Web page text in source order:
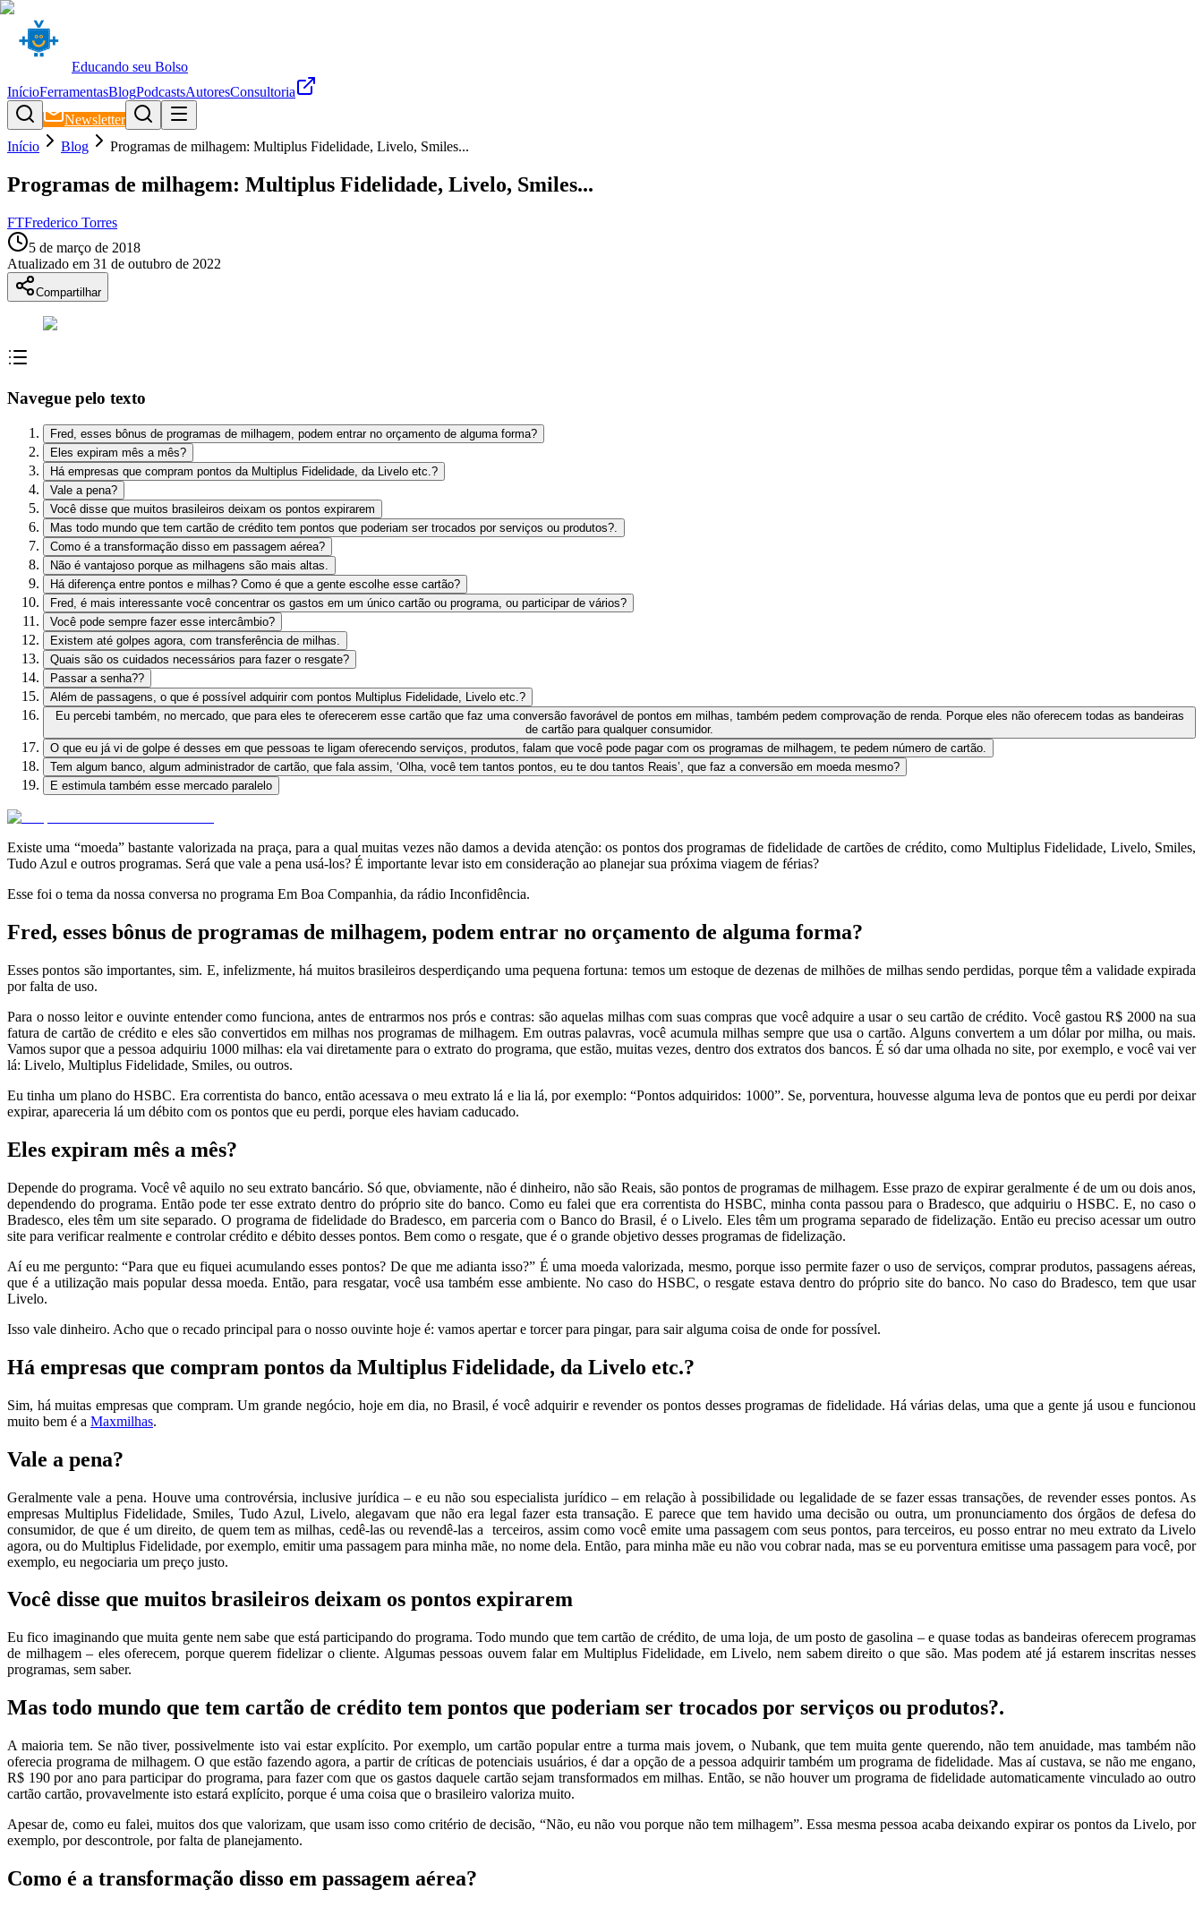
Educando seu Bolso
InícioFerramentasBlogPodcastsAutoresConsultoria
Newsletter
Início
Blog Programas de milhagem: Multiplus Fidelidade, Livelo, Smiles...
Programas de milhagem: Multiplus Fidelidade, Livelo, Smiles...
FTFrederico Torres
5 de março de 2018
Atualizado em 31 de outubro de 2022
Compartilhar
Navegue pelo texto
Fred, esses bônus de programas de milhagem, podem entrar no orçamento de alguma forma?
Eles expiram mês a mês?
Há empresas que compram pontos da Multiplus Fidelidade, da Livelo etc.?
Vale a pena?
Você disse que muitos brasileiros deixam os pontos expirarem
Mas todo mundo que tem cartão de crédito tem pontos que poderiam ser trocados por serviços ou produtos?.
Como é a transformação disso em passagem aérea?
Não é vantajoso porque as milhagens são mais altas.
Há diferença entre pontos e milhas? Como é que a gente escolhe esse cartão?
Fred, é mais interessante você concentrar os gastos em um único cartão ou programa, ou participar de vários?
Você pode sempre fazer esse intercâmbio?
Existem até golpes agora, com transferência de milhas.
Quais são os cuidados necessários para fazer o resgate?
Passar a senha??
Além de passagens, o que é possível adquirir com pontos Multiplus Fidelidade, Livelo etc.?
Eu percebi também, no mercado, que para eles te oferecerem esse cartão que faz uma conversão favorável de pontos em milhas, também pedem comprovação de renda. Porque eles não oferecem todas as bandeiras
de cartão para qualquer consumidor.
O que eu já vi de golpe é desses em que pessoas te ligam oferecendo serviços, produtos, falam que você pode pagar com os programas de milhagem, te pedem número de cartão.
Tem algum banco, algum administrador de cartão, que fala assim, ‘Olha, você tem tantos pontos, eu te dou tantos Reais’, que faz a conversão em moeda mesmo?
E estimula também esse mercado paralelo
Existe uma “moeda” bastante valorizada na praça, para a qual muitas vezes não damos a devida atenção: os pontos dos programas de fidelidade de cartões de crédito, como Multiplus Fidelidade, Livelo, Smiles,
Tudo Azul e outros programas. Será que vale a pena usá-los? É importante levar isto em consideração ao planejar sua próxima viagem de férias?
Esse foi o tema da nossa conversa no programa Em Boa Companhia, da rádio Inconfidência.
Fred, esses bônus de programas de milhagem, podem entrar no orçamento de alguma forma?
Esses pontos são importantes, sim. E, infelizmente, há muitos brasileiros desperdiçando uma pequena fortuna: temos um estoque de dezenas de milhões de milhas sendo perdidas, porque têm a validade expirada
por falta de uso.
Para o nosso leitor e ouvinte entender como funciona, antes de entrarmos nos prós e contras: são aquelas milhas com suas compras que você adquire a usar o seu cartão de crédito. Você gastou R$ 2000 na sua
fatura de cartão de crédito e eles são convertidos em milhas nos programas de milhagem. Em outras palavras, você acumula milhas sempre que usa o cartão. Alguns convertem a um dólar por milha, ou mais.
Vamos supor que a pessoa adquiriu 1000 milhas: ela vai diretamente para o extrato do programa, que estão, muitas vezes, dentro dos extratos dos bancos. É só dar uma olhada no site, por exemplo, e você vai ver
lá: Livelo, Multiplus Fidelidade, Smiles, ou outros.
Eu tinha um plano do HSBC. Era correntista do banco, então acessava o meu extrato lá e lia lá, por exemplo: “Pontos adquiridos: 1000”. Se, porventura, houvesse alguma leva de pontos que eu perdi por deixar
expirar, apareceria lá um débito com os pontos que eu perdi, porque eles haviam caducado.
Eles expiram mês a mês?
Depende do programa. Você vê aquilo no seu extrato bancário. Só que, obviamente, não é dinheiro, não são Reais, são pontos de programas de milhagem. Esse prazo de expirar geralmente é de um ou dois anos,
dependendo do programa. Então pode ter esse extrato dentro do próprio site do banco. Como eu falei que era correntista do HSBC, minha conta passou para o Bradesco, que adquiriu o HSBC. E, no caso o
Bradesco, eles têm um site separado. O programa de fidelidade do Bradesco, em parceria com o Banco do Brasil, é o Livelo. Eles têm um programa separado de fidelização. Então eu preciso acessar um outro
site para verificar realmente e controlar crédito e débito desses pontos. Bem como o resgate, que é o grande objetivo desses programas de fidelização.
Aí eu me pergunto: “Para que eu fiquei acumulando esses pontos? De que me adianta isso?” É uma moeda valorizada, mesmo, porque isso permite fazer o uso de serviços, comprar produtos, passagens aéreas,
que é a utilização mais popular dessa moeda. Então, para resgatar, você usa também esse ambiente. No caso do HSBC, o resgate estava dentro do próprio site do banco. No caso do Bradesco, tem que usar
Livelo.
Isso vale dinheiro. Acho que o recado principal para o nosso ouvinte hoje é: vamos apertar e torcer para pingar, para sair alguma coisa de onde for possível.
Há empresas que compram pontos da Multiplus Fidelidade, da Livelo etc.?
Sim, há muitas empresas que compram. Um grande negócio, hoje em dia, no Brasil, é você adquirir e revender os pontos desses programas de fidelidade. Há várias delas, uma que a gente já usou e funcionou
muito bem é a Maxmilhas.
Vale a pena?
Geralmente vale a pena. Houve uma controvérsia, inclusive jurídica – e eu não sou especialista jurídico – em relação à possibilidade ou legalidade de se fazer essas transações, de revender esses pontos. As
empresas Multiplus Fidelidade, Smiles, Tudo Azul, Livelo, alegavam que não era legal fazer esta transação. E parece que tem havido uma decisão ou outra, um pronunciamento dos órgãos de defesa do
consumidor, de que é um direito, de quem tem as milhas, cedê-las ou revendê-las a terceiros, assim como você emite uma passagem com seus pontos, para terceiros, eu posso entrar no meu extrato da Livelo
agora, ou do Multiplus Fidelidade, por exemplo, emitir uma passagem para minha mãe, no nome dela. Então, para minha mãe eu não vou cobrar nada, mas se eu porventura emitisse uma passagem para você, por
exemplo, eu negociaria um preço justo.
Você disse que muitos brasileiros deixam os pontos expirarem
Eu fico imaginando que muita gente nem sabe que está participando do programa. Todo mundo que tem cartão de crédito, de uma loja, de um posto de gasolina – e quase todas as bandeiras oferecem programas
de milhagem – eles oferecem, porque querem fidelizar o cliente. Algumas pessoas ouvem falar em Multiplus Fidelidade, em Livelo, nem sabem direito o que são. Mas podem até já estarem inscritas nesses
programas, sem saber.
Mas todo mundo que tem cartão de crédito tem pontos que poderiam ser trocados por serviços ou produtos?.
A maioria tem. Se não tiver, possivelmente isto vai estar explícito. Por exemplo, um cartão popular entre a turma mais jovem, o Nubank, que tem muita gente querendo, não tem anuidade, mas também não
oferecia programa de milhagem. O que estão fazendo agora, a partir de críticas de potenciais usuários, é dar a opção de a pessoa adquirir também um programa de fidelidade. Mas aí custava, se não me engano,
R$ 190 por ano para participar do programa, para fazer com que os gastos daquele cartão sejam transformados em milhas. Então, se não houver um programa de fidelidade automaticamente vinculado ao outro
cartão cartão, provavelmente isto estará explícito, porque é uma coisa que o brasileiro valoriza muito.
Apesar de, como eu falei, muitos dos que valorizam, que usam isso como critério de decisão, “Não, eu não vou porque não tem milhagem”. Essa mesma pessoa acaba deixando expirar os pontos da Livelo, por
exemplo, por descontrole, por falta de planejamento.
Como é a transformação disso em passagem aérea?